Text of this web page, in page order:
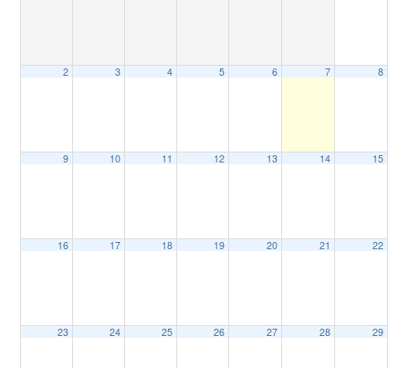
2 3 4 5 6 7 8
9 10 11 12 13 14 15
16 17 18 19 20 21 22
23 24 25 26 27 28 29